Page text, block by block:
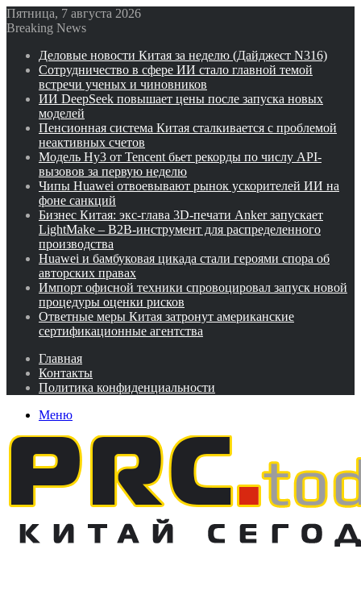
Пятница, 7 августа 2026
Breaking News
Деловые новости Китая за неделю (Дайджест N316)
Сотрудничество в сфере ИИ стало главной темой
встречи ученых и чиновников
ИИ DeepSeek повышает цены после запуска новых
моделей
Пенсионная система Китая сталкивается с проблемой
неактивных счетов
Модель Hy3 от Tencent бьет рекорды по числу API-
вызовов за первую неделю
Чипы Huawei отвоевывают рынок ускорителей ИИ на
фоне санкций
Бизнес Китая: экс-глава 3D-печати Anker запускает
LightMake – B2B-инструмент для распределенного
производства
Huawei и бамбуковая цикада стали героями спора об
авторских правах
Импорт офисной техники спровоцировал запуск новой
процедуры оценки рисков
Ответные меры Китая затронут американские
сертификационные агентства
Главная
Контакты
Политика конфиденциальности
Меню